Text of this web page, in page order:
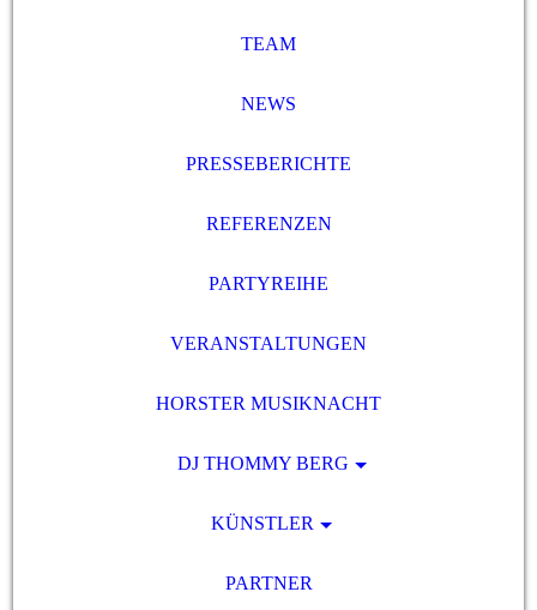
TEAM
NEWS
PRESSEBERICHTE
REFERENZEN
PARTYREIHE
VERANSTALTUNGEN
HORSTER MUSIKNACHT
DJ THOMMY BERG
KÜNSTLER
PARTNER